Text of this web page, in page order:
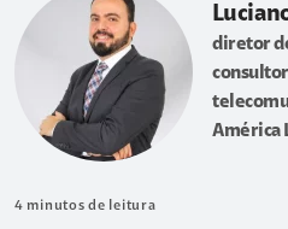
diretor
América
4 minutos de leitura